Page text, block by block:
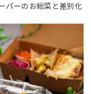
パーのお総菜と差別化